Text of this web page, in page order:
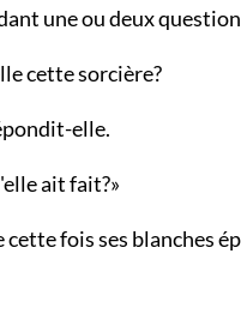
une ou deux
cette sorcière?
elle.
ait fait?»
cette fois ses blanches